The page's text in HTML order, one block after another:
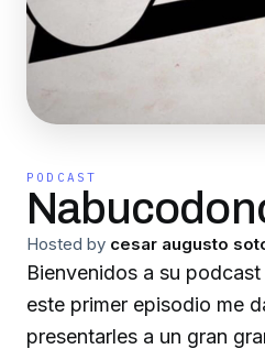
PODCAST
Hosted by cesar augusto
Bienvenidos a su
este primer episodio me
presentarles a un gran